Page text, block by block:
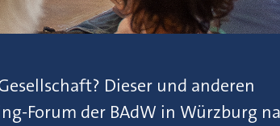
Dieser und anderen
Forum der BAdW in Würzburg